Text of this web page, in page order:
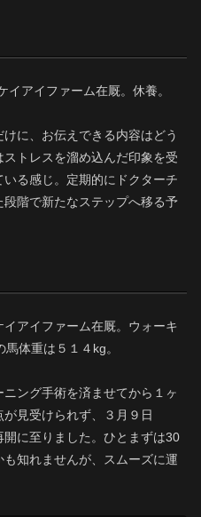
イアイファーム在厩。休養。
に、お伝えできる内容はどう
トレスを溜め込んだ印象を受
る感じ。定期的にドクターチ
階で新たなステップへ移る予
アイファーム在厩。ウォーキ
体重は５１４kg。
ング手術を済ませてから１ヶ
見受けられず、３月９日
開に至りました。ひとまずは30
知れませんが、スムーズに運